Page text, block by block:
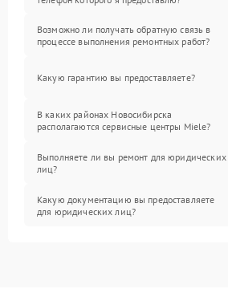
Возможно ли получать обратную связь в
процессе выполнения ремонтных работ?
Какую гарантию вы предоставляете?
В каких районах Новосибирска
располагаются сервисные центры Miele?
Выполняете ли вы ремонт для юридических
лиц?
Какую документацию вы предоставляете
для юридических лиц?